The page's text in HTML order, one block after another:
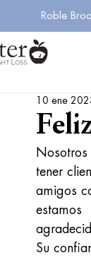
Roble
10 ene
Nosotros
tener
amigos
estamos
Su